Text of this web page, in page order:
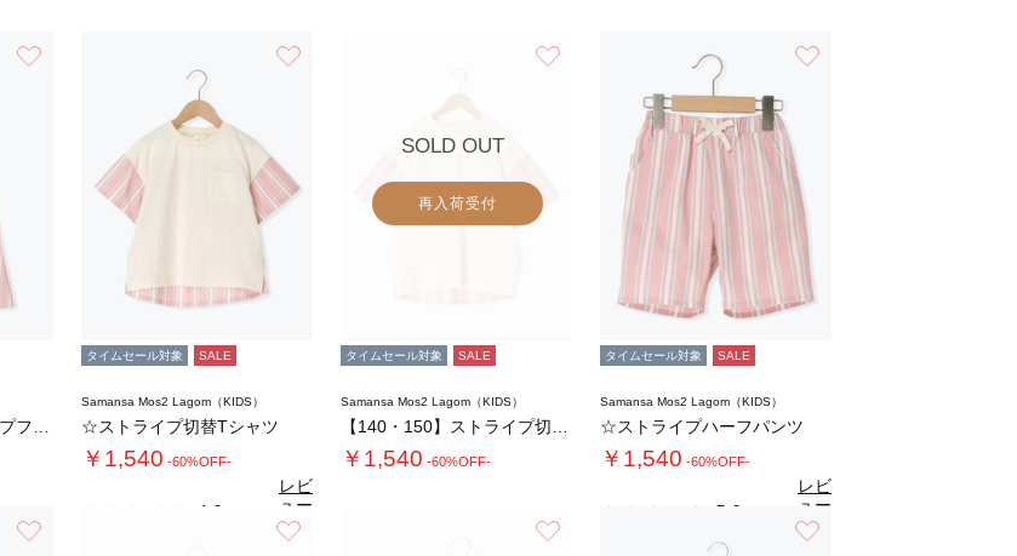
タイムセール対象 SALE
Samansa Mos2 Lagom（KIDS）
☆ストライプ切替Tシャツ
￥1,540 -60%OFF-
4.0
レビ
ュー
を見
る
SOLD OUT
再入荷受付
タイムセール対象 SALE
Samansa Mos2 Lagom（KIDS）
￥1,540 -60%OFF-
タイムセール対象 SALE
Samansa Mos2 Lagom（KIDS）
☆ストライプハーフパンツ
￥1,540 -60%OFF-
5.0
レビ
ュー
を見
る